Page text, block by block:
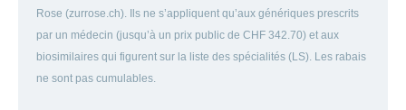
Rose (zurrose.ch). Ils ne s’appliquent qu’aux génériques prescrits
par un médecin (jusqu’à un prix public de CHF 342.70) et aux
biosimilaires qui figurent sur la liste des spécialités (LS). Les rabais
ne sont pas cumulables.